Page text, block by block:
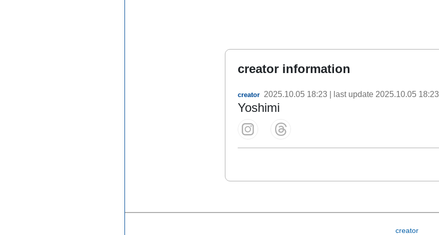
creator information
creator 2025.10.05 18:23 | last update 2025.10.05 18:23
Yoshimi
creator